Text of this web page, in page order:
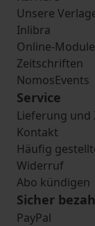
Unsere
Inlibra
Online-Module
Zeitschriften
NomosEvents
Service
Lieferung und
Kontakt
Häufig
Widerruf
Abo kündigen
Sicher
PayPal